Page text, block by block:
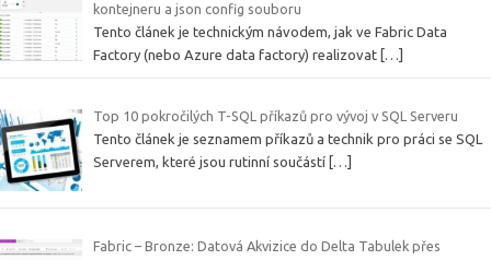
kontejneru a json config souboru
Tento článek je technickým návodem, jak ve Fabric Data
Factory (nebo Azure data factory) realizovat […]
Top 10 pokročilých T-SQL příkazů pro vývoj v SQL Serveru
Tento článek je seznamem příkazů a technik pro práci se SQL
Serverem, které jsou rutinní součástí […]
Fabric – Bronze: Datová Akvizice do Delta Tabulek přes